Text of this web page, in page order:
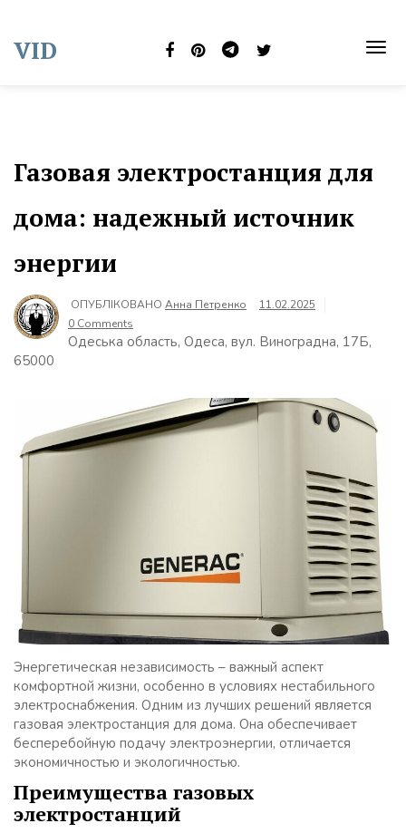
content
VID
Газовая электростанция для
дома: надежный источник
энергии
ОПУБЛІКОВАНО Анна Петренко
11.02.2025
0 Comments
Одеська область, Одеса, вул. Виноградна, 17Б,
65000
Энергетическая независимость – важный аспект
комфортной жизни, особенно в условиях нестабильного
электроснабжения. Одним из лучших решений является
газовая электростанция для дома. Она обеспечивает
бесперебойную подачу электроэнергии, отличается
экономичностью и экологичностью.
Преимущества газовых
электростанций